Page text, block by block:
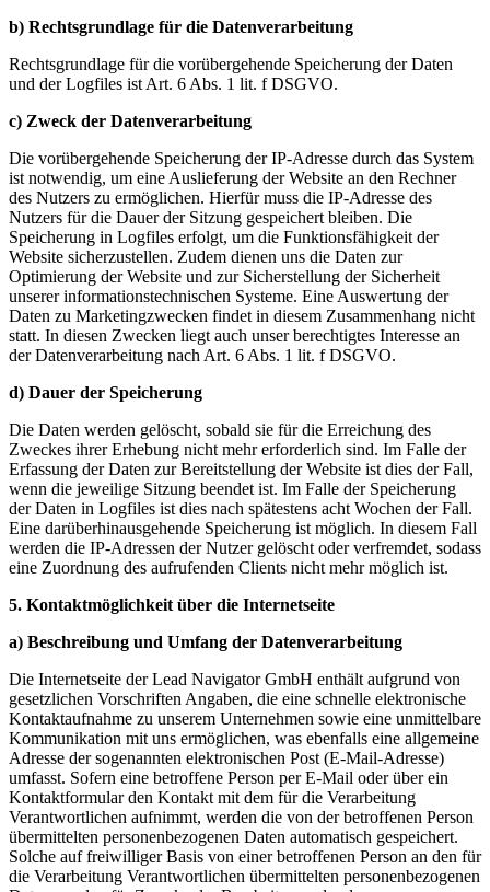
b) Rechtsgrundlage für die Datenverarbeitung
Rechtsgrundlage für die vorübergehende Speicherung der Daten
und der Logfiles ist Art. 6 Abs. 1 lit. f DSGVO.
c) Zweck der Datenverarbeitung
Die vorübergehende Speicherung der IP-Adresse durch das System
ist notwendig, um eine Auslieferung der Website an den Rechner
des Nutzers zu ermöglichen. Hierfür muss die IP-Adresse des
Nutzers für die Dauer der Sitzung gespeichert bleiben. Die
Speicherung in Logfiles erfolgt, um die Funktionsfähigkeit der
Website sicherzustellen. Zudem dienen uns die Daten zur
Optimierung der Website und zur Sicherstellung der Sicherheit
unserer informationstechnischen Systeme. Eine Auswertung der
Daten zu Marketingzwecken findet in diesem Zusammenhang nicht
statt. In diesen Zwecken liegt auch unser berechtigtes Interesse an
der Datenverarbeitung nach Art. 6 Abs. 1 lit. f DSGVO.
d) Dauer der Speicherung
Die Daten werden gelöscht, sobald sie für die Erreichung des
Zweckes ihrer Erhebung nicht mehr erforderlich sind. Im Falle der
Erfassung der Daten zur Bereitstellung der Website ist dies der Fall,
wenn die jeweilige Sitzung beendet ist. Im Falle der Speicherung
der Daten in Logfiles ist dies nach spätestens acht Wochen der Fall.
Eine darüberhinausgehende Speicherung ist möglich. In diesem Fall
werden die IP-Adressen der Nutzer gelöscht oder verfremdet, sodass
eine Zuordnung des aufrufenden Clients nicht mehr möglich ist.
5. Kontaktmöglichkeit über die Internetseite
a) Beschreibung und Umfang der Datenverarbeitung
Die Internetseite der Lead Navigator GmbH enthält aufgrund von
gesetzlichen Vorschriften Angaben, die eine schnelle elektronische
Kontaktaufnahme zu unserem Unternehmen sowie eine unmittelbare
Kommunikation mit uns ermöglichen, was ebenfalls eine allgemeine
Adresse der sogenannten elektronischen Post (E-Mail-Adresse)
umfasst. Sofern eine betroffene Person per E-Mail oder über ein
Kontaktformular den Kontakt mit dem für die Verarbeitung
Verantwortlichen aufnimmt, werden die von der betroffenen Person
übermittelten personenbezogenen Daten automatisch gespeichert.
Solche auf freiwilliger Basis von einer betroffenen Person an den für
die Verarbeitung Verantwortlichen übermittelten personenbezogenen